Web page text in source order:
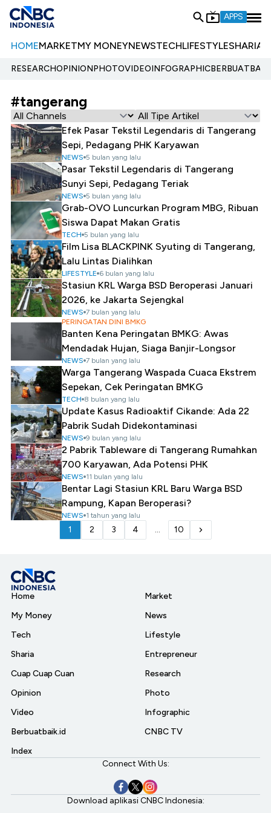
APPS
HOMEMARKETMY MONEYNEWSTECHLIFESTYLESHARIA
RESEARCHOPINIONPHOTOVIDEOINFOGRAPHIC
#tangerang
Efek Pasar Tekstil Legendaris di Tangerang
Sepi, Pedagang PHK Karyawan
NEWS 5 bulan yang lalu
Pasar Tekstil Legendaris di Tangerang
Sunyi Sepi, Pedagang Teriak
NEWS 5 bulan yang lalu
Grab-OVO Luncurkan Program MBG, Ribuan
Siswa Dapat Makan Gratis
TECH 5 bulan yang lalu
Film Lisa BLACKPINK Syuting di Tangerang,
Lalu Lintas Dialihkan
LIFESTYLE 6 bulan yang lalu
Stasiun KRL Warga BSD Beroperasi Januari
2026, ke Jakarta Sejengkal
NEWS 7 bulan yang lalu
PERINGATAN DINI BMKG
Banten Kena Peringatan BMKG: Awas
Mendadak Hujan, Siaga Banjir-Longsor
NEWS 7 bulan yang lalu
Warga Tangerang Waspada Cuaca Ekstrem
Sepekan, Cek Peringatan BMKG
TECH 8 bulan yang lalu
Update Kasus Radioaktif Cikande: Ada 22
Pabrik Sudah Didekontaminasi
NEWS 9 bulan yang lalu
2 Pabrik Tableware di Tangerang Rumahkan
700 Karyawan, Ada Potensi PHK
NEWS 11 bulan yang lalu
Bentar Lagi Stasiun KRL Baru Warga BSD
Rampung, Kapan Beroperasi?
NEWS 1 tahun yang lalu
1 2 3 4 ... 10
Home
My Money
Tech
Sharia
Cuap Cuap Cuan
Opinion
Video
Berbuatbaik.id
Index
Market
News
Lifestyle
Entrepreneur
Research
Photo
Infographic
CNBC TV
Connect With Us:
Download aplikasi CNBC Indonesia: